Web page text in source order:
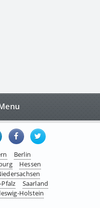
Berlin
Hessen
Saarland
Holstein